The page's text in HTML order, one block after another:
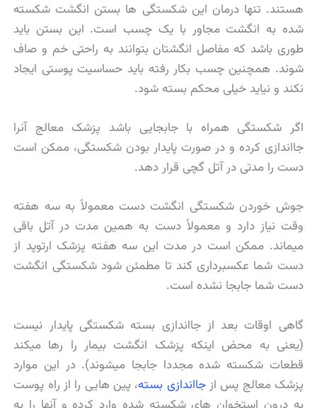
هستند. تنها درمان این شکستگی ها بستن انگشت شکسته
شده به انگشت مجاور با یک چسب است. این بستن باید
طوری باشد که مفاصل انگشتان بتوانند به راحتی خم و صاف
شوند. همچنین چسب بکار رفته باید حساسیت پوستی ایجاد
نکند و نیاید خیلی محکم بسته شود.
اگر شکستگی همراه با جابجایی باشد پزشک معالج آنرا
جااندازی کرده و در صورت پایدار بودن شکستگی، ممکن است
دست را مدتی در آتل گچی قرار دهد.
جوش خوردن شکستگی انگشت دست معمولاً به سه هفته
وقت نیاز دارد و معمولاً دست به همین مدت در آتل باقی
میماند. ممکن است در مدت این سه هفته پزشک ارتوپد از
دست شما عکسبرداری کند تا مطمئن شود شکستگی انگشت
دست شما جابجا نشده است.
گاهی اوقات بعد از جااندازی بسته شکستگی پایدار نیست
(یعنی به محض اینکه پزشک انگشت بیمار را رها میکند
قطعات شکسته شده مجددا جابجا میشوند). در این موارد
پزشک معالج پس ازجااندازی بسته، پین هایی را از راه پوست